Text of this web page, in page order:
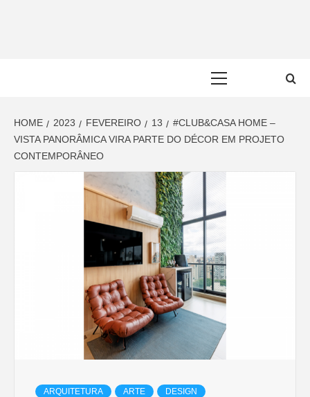
HOME 2023 FEVEREIRO 13
#CLUB&CASA HOME –
VISTA PANORÂMICA VIRA PARTE DO DÉCOR EM PROJETO
CONTEMPORÂNEO
ARQUITETURA ARTE DESIGN